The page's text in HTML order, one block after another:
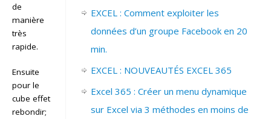
de
manière
très
rapide.
Ensuite
pour le
cube effet
rebondir;
EXCEL : Comment exploiter les
données d’un groupe Facebook en 20
min.
EXCEL : NOUVEAUTÉS EXCEL 365
Excel 365 : Créer un menu dynamique
sur Excel via 3 méthodes en moins de